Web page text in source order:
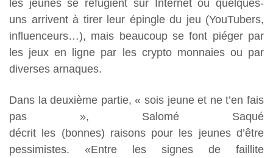
les jeunes se réfugient sur Internet où quelques-
uns arrivent à tirer leur épingle du jeu (YouTubers,
influenceurs…), mais beaucoup se font piéger par
les jeux en ligne par les crypto monnaies ou par
diverses arnaques.
Dans la deuxième partie, « sois jeune et ne t’en fais
pas », Salomé Saqué
décrit les (bonnes) raisons pour les jeunes d’être
pessimistes. «Entre les signes de faillite